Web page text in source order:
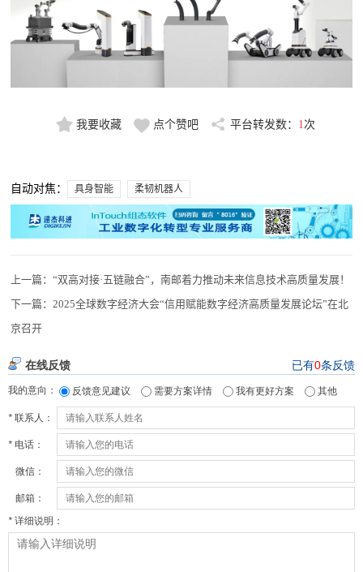
我要收藏 点个赞吧 平台转发数： 1次
自动对焦： 具身智能 柔韧机器人
上一篇：“双高对接·五链融合”，南邮着力推动未来信息技术高质量发展！
下一篇：2025全球数字经济大会“信用赋能数字经济高质量发展论坛”在北
京召开